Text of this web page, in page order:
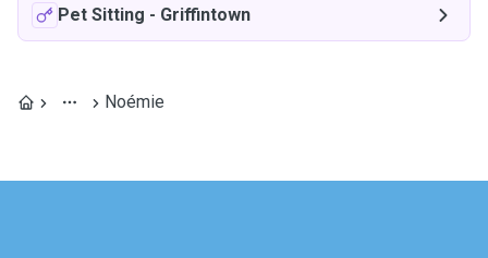
Pet Sitting - Griffintown
Noémie